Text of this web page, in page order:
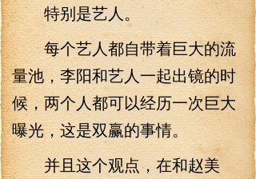
特别是艺人。
每个艺人都自带着巨大的流
量池，李阳和艺人一起出镜的时
候，两个人都可以经历一次巨大
曝光，这是双赢的事情。
并且这个观点，在和赵美